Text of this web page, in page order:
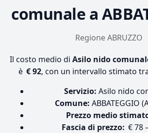
comunale a
Regione ABRUZZO
Il costo medio di Asilo nido
è € 92, con un intervallo stimato
Servizio: Asilo nido
Comune: ABBATEGGIO
Prezzo medio
Fascia di prezzo: € 78